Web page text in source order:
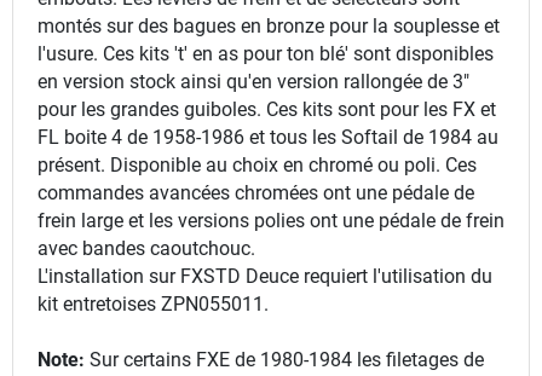
montés sur des bagues en bronze pour la souplesse et
l'usure. Ces kits 't' en as pour ton blé' sont disponibles
en version stock ainsi qu'en version rallongée de 3"
pour les grandes guiboles. Ces kits sont pour les FX et
FL boite 4 de 1958-1986 et tous les Softail de 1984 au
présent. Disponible au choix en chromé ou poli. Ces
commandes avancées chromées ont une pédale de
frein large et les versions polies ont une pédale de frein
avec bandes caoutchouc.
L'installation sur FXSTD Deuce requiert l'utilisation du
kit entretoises ZPN055011.
Note: Sur certains FXE de 1980-1984 les filetages de